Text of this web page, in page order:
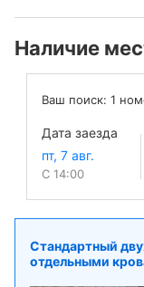
Наличие
Ваш поиск: 1
Дата заезда
С 14:00
Стандартный
отдельными